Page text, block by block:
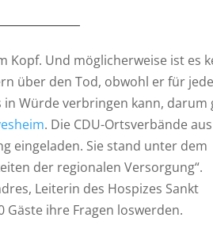
Kopf. Und möglicherweise ist es
über den Tod, obwohl er für
in Würde verbringen kann, darum
. Die CDU-Ortsverbände aus
eingeladen. Sie stand unter dem
der regionalen Versorgung“.
Leiterin des Hospizes Sankt
Gäste ihre Fragen loswerden.